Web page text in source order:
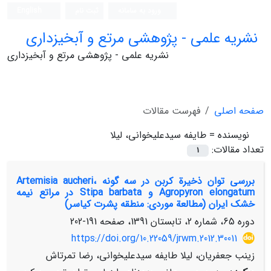
نشریه علمی - پژوهشی مرتع و آبخیزداری
نشریه علمی - پژوهشی مرتع و آبخیزداری
صفحه اصلی
فهرست مقالات
نویسنده = طایفه سیدعلیخوانی، لیلا
تعداد مقالات:
1
بررسی توان ذخیرة کربن در سه گونه Artemisia aucheri،
Agropyron elongatum و Stipa barbata در مراتع نیمه
خشک ایران (مطالعة موردی: منطقه پشرت کیاسر)
دوره 65، شماره 2، تابستان 1391، صفحه
191-202
https://doi.org/10.22059/jrwm.2012.30011
زینب جعفریان، لیلا طایفه سیدعلیخوانی، رضا تمرتاش